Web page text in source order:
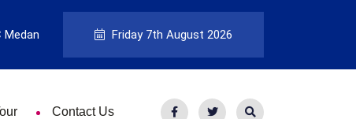
Medan Friday 7th August 2026
Contact Us